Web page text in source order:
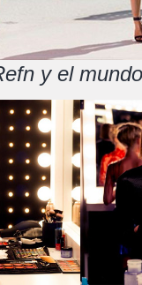
y el